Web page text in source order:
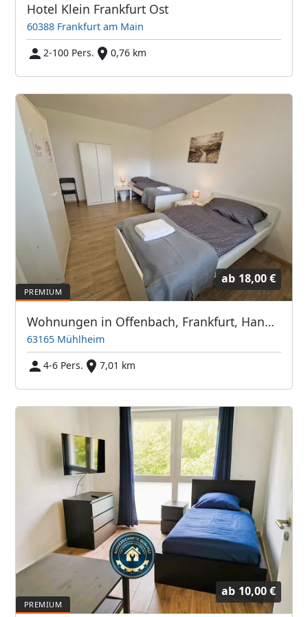
Hotel Klein Frankfurt Ost
60388 Frankfurt am Main
2-100 Pers.
0,76 km
ab 18,00 €
Wohnungen in Offenbach, Frankfurt, Hanau, Eschborn und Umgebung
63165 Mühlheim
4-6 Pers.
7,01 km
ab 10,00 €